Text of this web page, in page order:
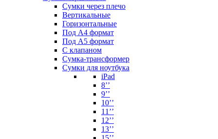
Сумки через плечо
Вертикальные
Горизонтальные
Под А4 формат
Под А5 формат
С клапаном
Сумка-трансформер
Сумки для ноутбука
iPad
8’’
9’’
10’’
11’’
12’’
13’’